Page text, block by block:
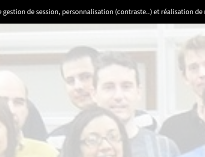
de session, personnalisation (contraste..) et réalisation